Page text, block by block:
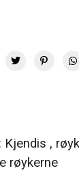
Kjendis ,
røykerne